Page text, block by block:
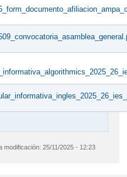
modificación:25/11/2025 - 12:23